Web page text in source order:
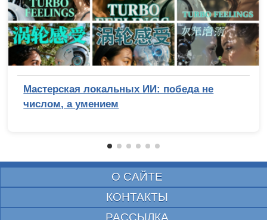
Мастерская локальных ИИ: победа не
числом, а умением
О САЙТЕ
КОНТАКТЫ
РАССЫЛКА